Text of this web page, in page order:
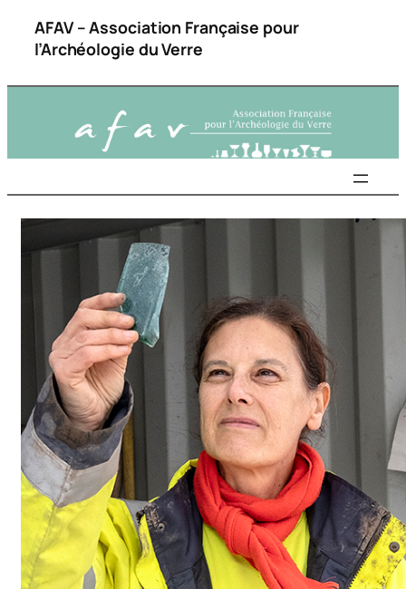
AFAV – Association Française pour
l’Archéologie du Verre